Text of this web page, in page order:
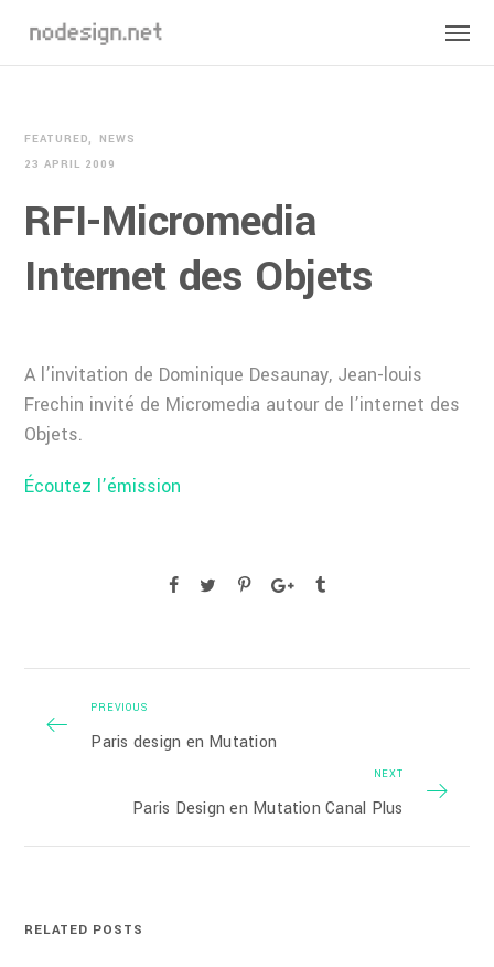
FEATURED
NEWS
23 APRIL 2009
RFI-Micromedia
Internet des Objets
A l’invitation de Dominique Desaunay, Jean-louis
Frechin invité de Micromedia autour de l’internet des
Objets.
Écoutez l’émission
PREVIOUS
Paris design en Mutation
NEXT
Paris Design en Mutation Canal Plus
RELATED POSTS